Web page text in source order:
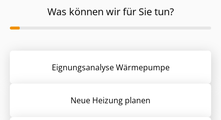
Was können wir für Sie tun?
Eignungsanalyse Wärmepumpe
Neue Heizung planen